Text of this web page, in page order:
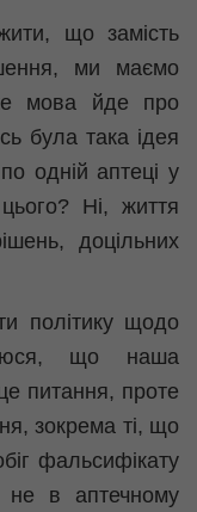
що замість
ми маємо
мова йде про
була така ідея
одній аптеці у
Ні, життя
доцільних
політику щодо
що наша
питання, проте
зокрема ті, що
фальсифікату
не в аптечному